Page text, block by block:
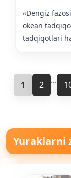
«Dengiz
okean
tadqiqotlari
1 2 ...
Yuraklarni